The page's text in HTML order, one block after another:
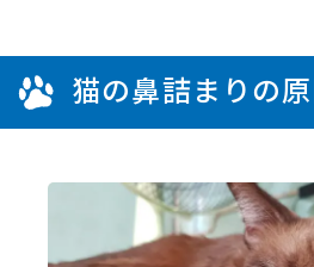
猫の鼻詰まりの